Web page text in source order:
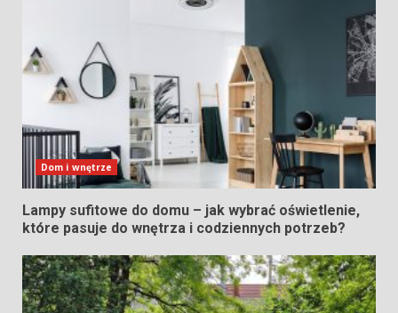
Dom i wnętrze
Lampy sufitowe do domu – jak wybrać oświetlenie,
które pasuje do wnętrza i codziennych potrzeb?